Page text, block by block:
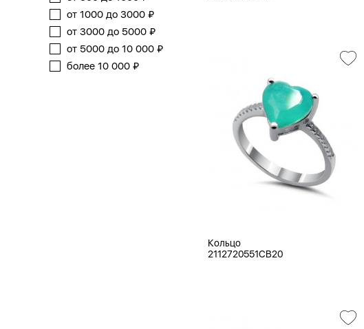
от 1000 до 3000 ₽
от 3000 до 5000 ₽
от 5000 до 10 000 ₽
более 10 000 ₽
Кольцо
2112720551CB20